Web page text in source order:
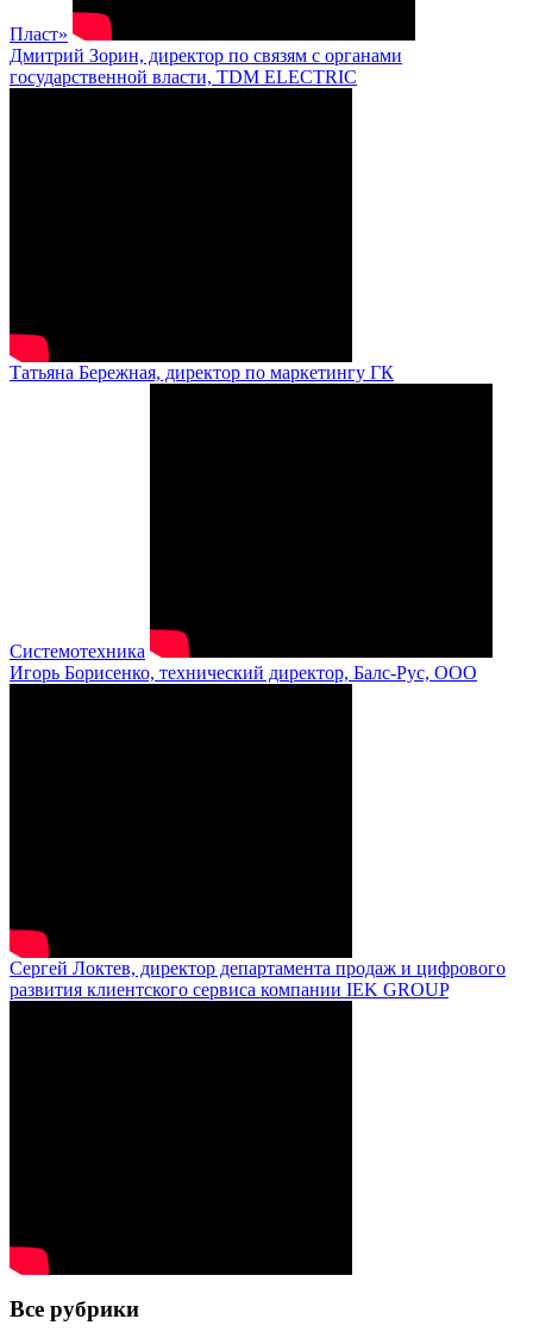
Пласт»
Дмитрий Зорин, директор по связям с органами
государственной власти, TDM ELECTRIC
Татьяна Бережная, директор по маркетингу ГК
Системотехника
Игорь Борисенко, технический директор, Балс-Рус, ООО
Сергей Локтев, директор департамента продаж и цифрового
развития клиентского сервиса компании IEK GROUP
Все рубрики